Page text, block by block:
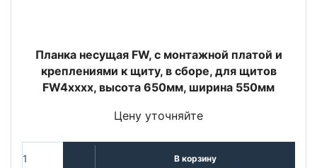
Планка несущая FW, с монтажной платой и
креплениями к щиту, в сборе, для щитов
FW4xxxx, высота 650мм, ширина 550мм
Цену уточняйте
В корзину